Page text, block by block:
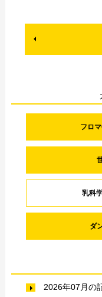
フロ
乳科
ダ
2026年07月の